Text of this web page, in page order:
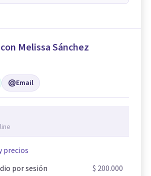
Melissa Sánchez
Email
precios
por sesión
$ 200.000